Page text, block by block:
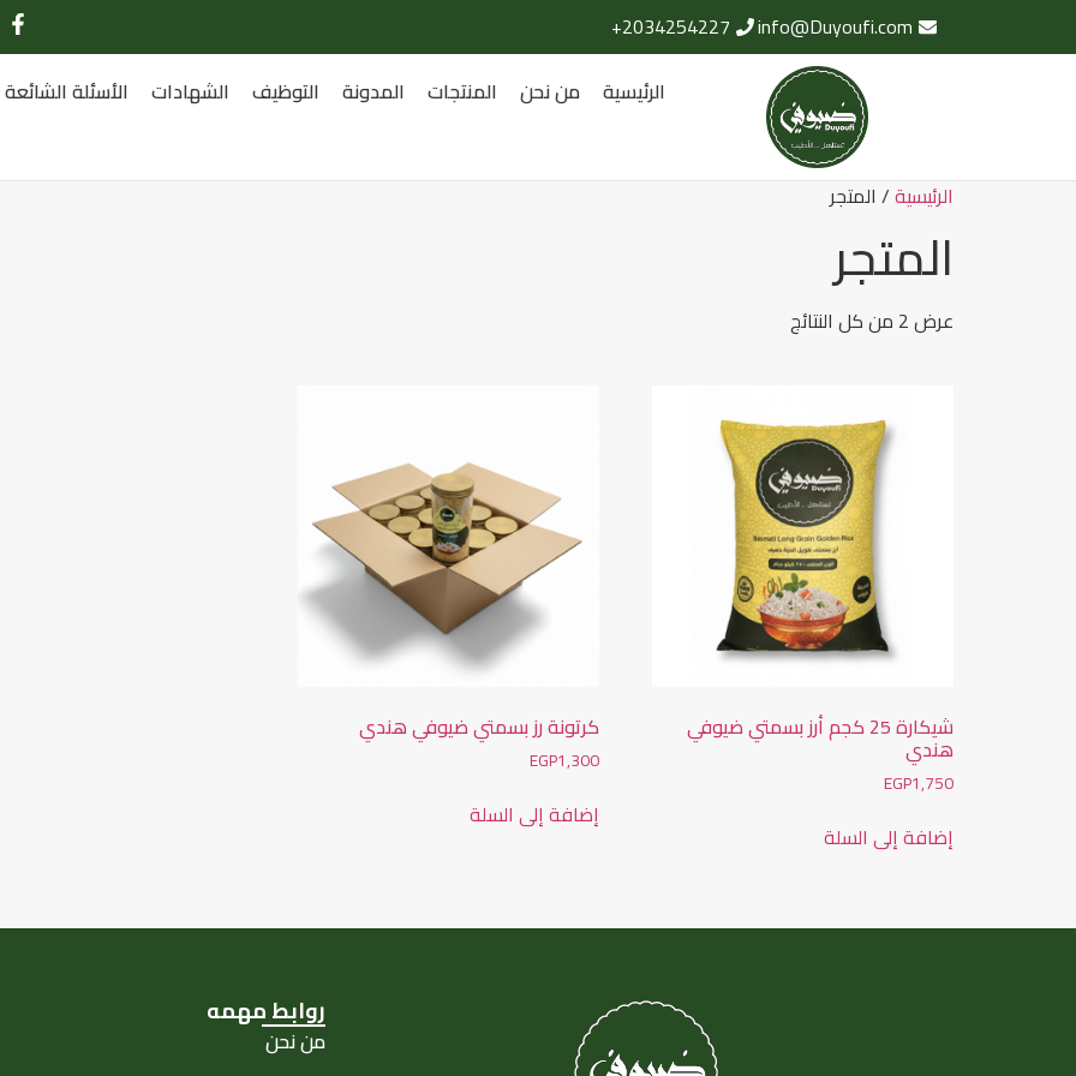
info@Duyoufi.com
2034254227+
الرئيسية
من نحن المنتجات المدونة التوظيف الشهادات الأسئلة الشائعة
الرئيسية/ المتجر
المتجر
عرض ⁦2⁩ من كل النتائج
شيكارة 25 كجم أرز بسمتي ضيوفي
هندي
EGP1,750
إضافة إلى السلة
كرتونة رز بسمتي ضيوفي هندي
EGP1,300
إضافة إلى السلة
روابط مهمه
من نحن